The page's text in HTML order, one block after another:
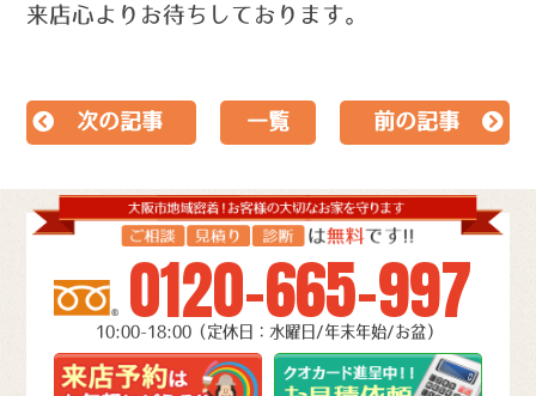
来店心よりお待ちしております。
次の記事 一覧 前の記事
0120-665-997
10:00-18:00（定休日：水曜日/年末年始/お盆）